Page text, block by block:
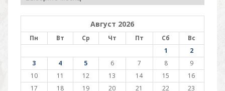
Август 2026
Пн Вт Ср Чт Пт Сб
Вс
1
2
3
4 5 6 7 8
9
10
11 12 13 14 15
16
17
18 19 20 21 22
23